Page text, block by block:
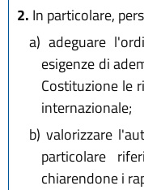
2. In particolare,
a) adeguare
esigenze di
Costituzione le
internazionale;
b) valorizzare
particolare
chiarendone i